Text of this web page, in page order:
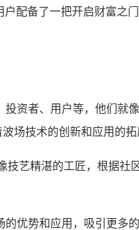
配备了一把开启财富之
资者、用户等，他们就
场技术的创新和应用的拓
艺精湛的工匠，根据
优势和应用，吸引更多